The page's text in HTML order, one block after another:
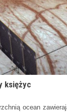
księżyc
ocean